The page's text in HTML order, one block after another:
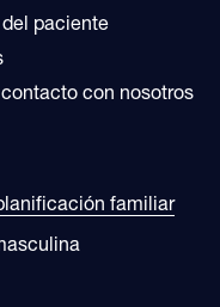
paciente
con nosotros
familiar